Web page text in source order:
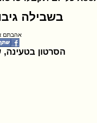
בשבילה
אהבתם
הסרטון